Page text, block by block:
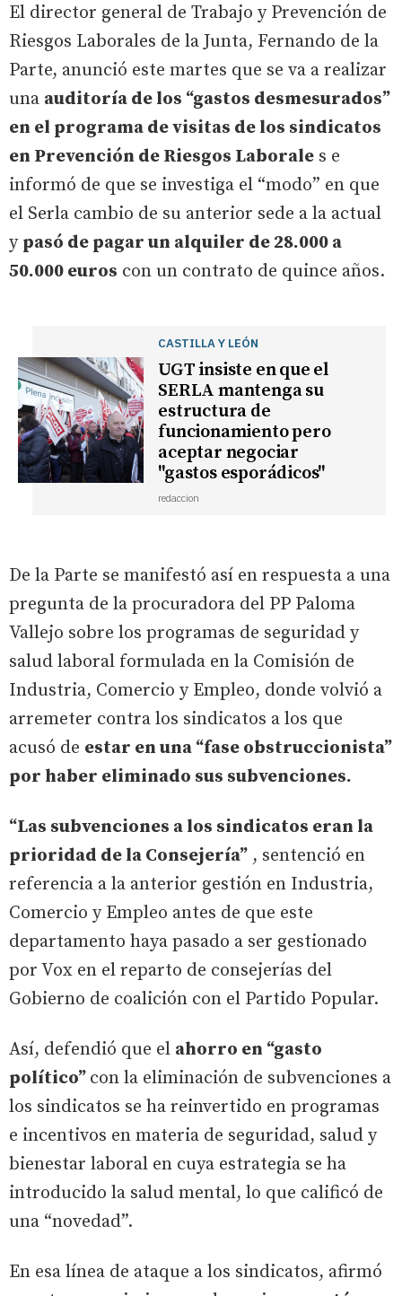
El director general de Trabajo y Prevención de
Riesgos Laborales de la Junta, Fernando de la
Parte, anunció este martes que se va a realizar
una auditoría de los “gastos desmesurados”
en el programa de visitas de los sindicatos
en Prevención de Riesgos Laborale s e
informó de que se investiga el “modo” en que
el Serla cambio de su anterior sede a la actual
y pasó de pagar un alquiler de 28.000 a
50.000 euros con un contrato de quince años.
CASTILLA Y LEÓN
UGT insiste en que el
SERLA mantenga su
estructura de
funcionamiento pero
aceptar negociar
"gastos esporádicos"
redaccion
De la Parte se manifestó así en respuesta a una
pregunta de la procuradora del PP Paloma
Vallejo sobre los programas de seguridad y
salud laboral formulada en la Comisión de
Industria, Comercio y Empleo, donde volvió a
arremeter contra los sindicatos a los que
acusó de estar en una “fase obstruccionista”
por haber eliminado sus subvenciones.
“Las subvenciones a los sindicatos eran la
prioridad de la Consejería” , sentenció en
referencia a la anterior gestión en Industria,
Comercio y Empleo antes de que este
departamento haya pasado a ser gestionado
por Vox en el reparto de consejerías del
Gobierno de coalición con el Partido Popular.
Así, defendió que el ahorro en “gasto
político” con la eliminación de subvenciones a
los sindicatos se ha reinvertido en programas
e incentivos en materia de seguridad, salud y
bienestar laboral en cuya estrategia se ha
introducido la salud mental, lo que calificó de
una “novedad”.
En esa línea de ataque a los sindicatos, afirmó